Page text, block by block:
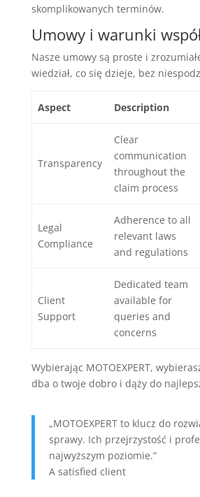
skomplikowanych terminów.
Umowy i warunki
Nasze umowy są proste i
wiedział, co się dzieje, bez
Aspect Description
Transparency
Clear
communication
throughout the
claim process
Legal
Compliance
Adherence to all
relevant laws
and regulations
Client
Support
Dedicated team
available for
queries and
concerns
Wybierając MOTOEXPERT,
dba o twoje dobro i dąży do
„MOTOEXPERT to klucz do
sprawy. Ich przejrzystość i
najwyższym poziomie.”
A satisfied client